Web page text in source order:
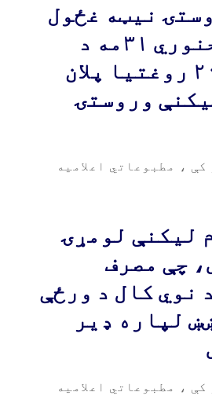
نیټه غځول
شوې ده: د جنوري ۳۱مه د
کیفیت ۲۰۲۶ روغتیا پلان
وروستۍ
کې ، مطبوعاتي اعلامیه
لیکنې لومړۍ
چې مصرف
نوي کال د ورځې
لپاره ډیر
کې ، مطبوعاتي اعلامیه